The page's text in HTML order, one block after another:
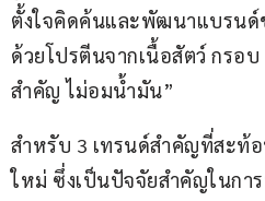
ตั้งใจคิดค้นและพัฒนาแบรนด์
ด้วยโปรตีนจากเนื้อสัตว์ กรอ
สำคัญ ไม่อมน้ำมัน”
สำหรับ 3 เทรนด์สำคัญที่สะท้
ใหม่ ซึ่งเป็นปัจจัยสำคัญในกา